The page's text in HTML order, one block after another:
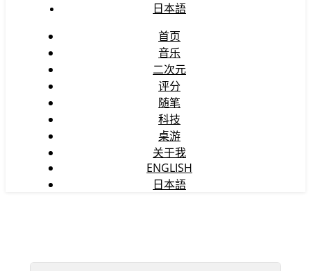
日本語
首页
音乐
二次元
评分
随笔
科技
桌游
关于我
ENGLISH
日本語